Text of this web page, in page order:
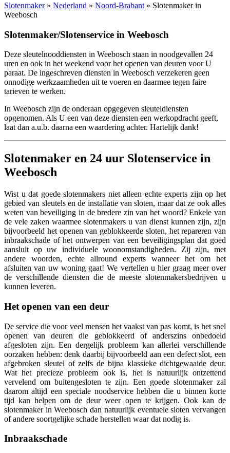
Slotenmaker» Nederland » Noord-Brabant » Slotenmaker in
Weebosch
Slotenmaker/Slotenservice in Weebosch
Deze sleutelnooddiensten in Weebosch staan in noodgevallen 24
uren en ook in het weekend voor het openen van deuren voor U
paraat. De ingeschreven diensten in Weebosch verzekeren geen
onnodige werkzaamheden uit te voeren en daarmee tegen faire
tarieven te werken.
In Weebosch zijn de onderaan opgegeven sleuteldiensten
opgenomen. Als U een van deze diensten een werkopdracht geeft,
laat dan a.u.b. daarna een waardering achter. Hartelijk dank!
Slotenmaker en 24 uur Slotenservice in
Weebosch
Wist u dat goede slotenmakers niet alleen echte experts zijn op het
gebied van sleutels en de installatie van sloten, maar dat ze ook alles
weten van beveiliging in de bredere zin van het woord? Enkele van
de vele zaken waarmee slotenmakers u van dienst kunnen zijn, zijn
bijvoorbeeld het openen van geblokkeerde sloten, het repareren van
inbraakschade of het ontwerpen van een beveiligingsplan dat goed
aansluit op uw individuele woonomstandigheden. Zij zijn, met
andere woorden, echte allround experts wanneer het om het
afsluiten van uw woning gaat! We vertellen u hier graag meer over
de verschillende diensten die de meeste slotenmakersbedrijven u
kunnen leveren.
Het openen van een deur
De service die voor veel mensen het vaakst van pas komt, is het snel
openen van deuren die geblokkeerd of anderszins onbedoeld
afgesloten zijn. Een dergelijk probleem kan allerlei verschillende
oorzaken hebben: denk daarbij bijvoorbeeld aan een defect slot, een
afgebroken sleutel of zelfs de bijna klassieke dichtgewaaide deur.
Wat het precieze probleem ook is, het is natuurlijk ontzettend
vervelend om buitengesloten te zijn. Een goede slotenmaker zal
daarom altijd een speciale noodservice hebben die u binnen korte
tijd kan helpen om de deur weer open te krijgen. Ook kan de
slotenmaker in Weebosch dan natuurlijk eventuele sloten vervangen
of andere soortgelijke schade herstellen waar dat nodig is.
Inbraakschade